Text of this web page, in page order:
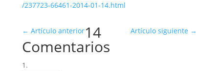
/237723-66461-2014-01-14.html
← Artículo anterior Artículo siguiente →
14
Comentarios